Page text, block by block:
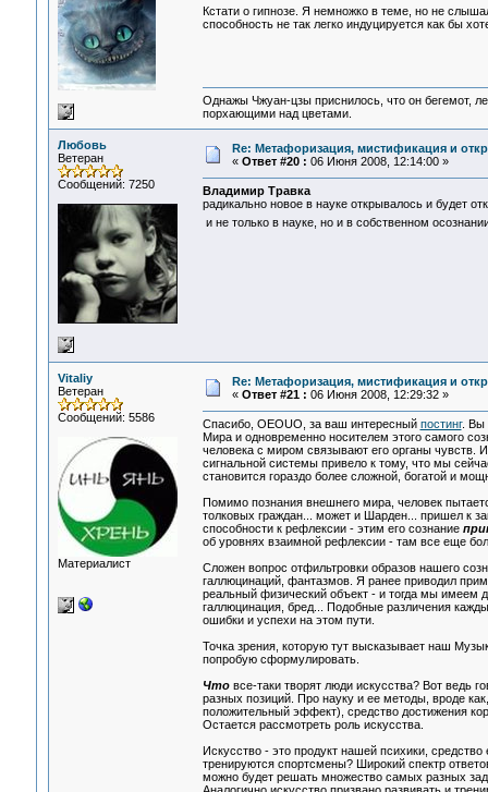
Кстати о гипнозе. Я немножко в теме, но не
способность не так легко индуцируется как бы
Однажы Чжуан-цзы приснилось, что он бегемот,
порхающими над цветами.
Любовь
Ветеран
Сообщений: 7250
Re: Метафоризация, мистификация и
« Ответ #20 : 06 Июня 2008, 12:14:00 »
Владимир Травка
радикально новое в науке открывалось и будет
и не только в науке, но и в собственном
Vitaliy
Ветеран
Сообщений: 5586
Материалист
Re: Метафоризация, мистификация и
« Ответ #21 : 06 Июня 2008, 12:29:32 »
Спасибо, OEOUO, за ваш интересный постинг. Вы
Мира и одновременно носителем этого самого
человека с миром связывают его органы чувств.
сигнальной системы привело к тому, что мы
становится гораздо более сложной, богатой и
Помимо познания внешнего мира, человек
толковых граждан... может и Шарден... пришел к
способности к рефлексии - этим его сознание
об уровнях взаимной рефлексии - там все еще
Сложен вопрос отфильтровки образов нашего
галлюцинаций, фантазмов. Я ранее приводил
реальный физический объект - и тогда мы имеем
галлюцинация, бред... Подобные различения
ошибки и успехи на этом пути.
Точка зрения, которую тут высказывает наш
попробую сформулировать.
Чтовсе-таки творят люди искусства? Вот ведь
разных позиций. Про науку и ее методы, вроде
положительный эффект), средство достижения
Остается рассмотреть роль искусства.
Искусство - это продукт нашей психики,
тренируются спортсмены? Широкий спектр
можно будет решать множество самых разных